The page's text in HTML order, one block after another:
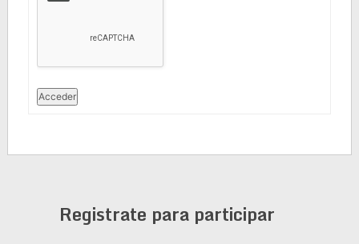
Acceder
Registrate para participar